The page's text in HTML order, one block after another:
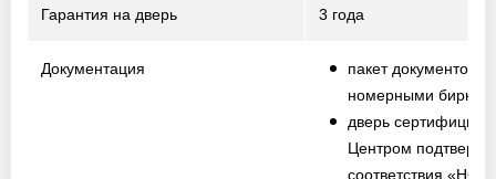
Гарантия на дверь 3 года
Документация
пакет документов с
номерными
дверь
Центром
соответствия